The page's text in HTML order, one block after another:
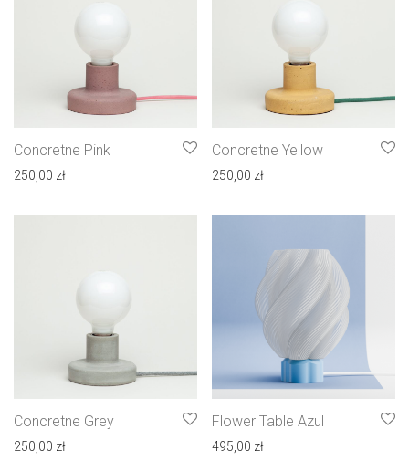
Concretne Pink
250,00 zł
Concretne Yellow
250,00 zł
Concretne Grey
250,00 zł
Flower Table Azul
495,00 zł